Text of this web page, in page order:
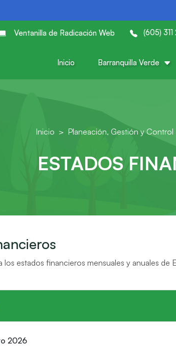
Ventanilla de Radicación Web (605)
Inicio Barranquilla Verde
Inicio Planeación, Gestión y Control
ESTADOS
estados financieros mensuales y anuales de
2026